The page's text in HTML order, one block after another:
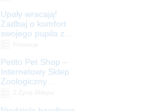
Legionowo i Nowy
Dwór Mazowiecki
Upały wracają!
Zadbaj o komfort
swojego pupila z
ZooNemo
Petito Pet Shop –
Internetowy Sklep
Zoologiczny